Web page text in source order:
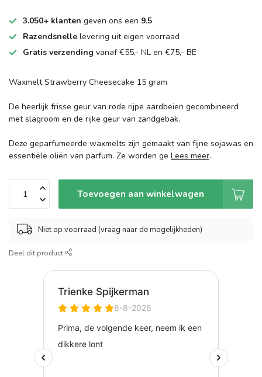
3.050+ klanten geven ons een 9.5
Razendsnelle levering uit eigen voorraad
Gratis verzending vanaf €55,- NL en €75,- BE
Waxmelt Strawberry Cheesecake 15 gram
De heerlijk frisse geur van rode rijpe aardbeien gecombineerd
met slagroom en de rijke geur van zandgebak.
Deze geparfumeerde waxmelts zijn gemaakt van fijne sojawas en
essentiële oliën van parfum. Ze worden ge Lees meer.
Toevoegen aan winkelwagen
Niet op voorraad (vraag naar de mogelijkheden)
Deel dit product